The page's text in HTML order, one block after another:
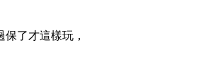
了才這樣玩，